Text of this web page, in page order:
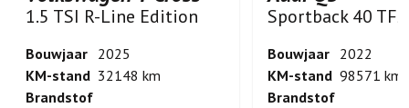
1.5 TSI R-Line Edition
Bouwjaar 2025
KM-stand 32148 km
Brandstof
Bouwjaar
2022
KM-stand 98571 km
Brandstof